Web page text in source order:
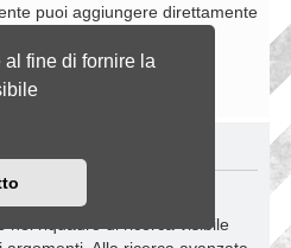
fine di fornire la
puoi aggiungere direttamente
dalla stessa pagina.
Board?
nel riquadro di ricerca visibile